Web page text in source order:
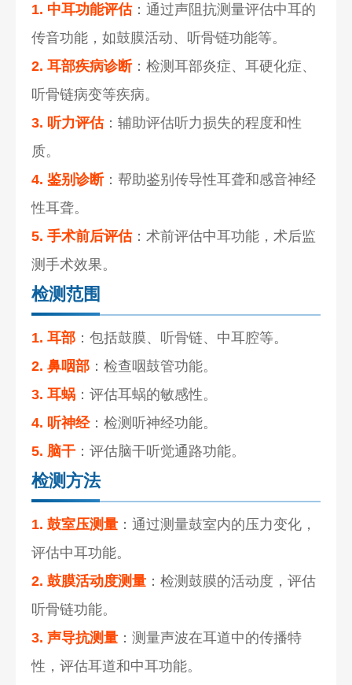
1. 中耳功能评估：通过声阻抗测量评估中耳的
传音功能，如鼓膜活动、听骨链功能等。
2. 耳部疾病诊断：检测耳部炎症、耳硬化症、
听骨链病变等疾病。
3. 听力评估：辅助评估听力损失的程度和性
质。
4. 鉴别诊断：帮助鉴别传导性耳聋和感音神经
性耳聋。
5. 手术前后评估：术前评估中耳功能，术后监
测手术效果。
检测范围
1. 耳部 ：包括鼓膜、听骨链、中耳腔等。
2. 鼻咽部 ：检查咽鼓管功能。
3. 耳蜗 ：评估耳蜗的敏感性。
4. 听神经：检测听神经功能。
5. 脑干 ：评估脑干听觉通路功能。
检测方法
1. 鼓室压测量 ：通过测量鼓室内的压力变化，
评估中耳功能。
2. 鼓膜活动度测量 ：检测鼓膜的活动度，评估
听骨链功能。
3. 声导抗测量 ：测量声波在耳道中的传播特
性，评估耳道和中耳功能。